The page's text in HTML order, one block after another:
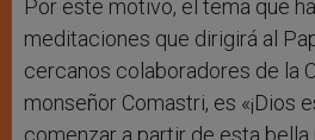
Por este motivo, el tema que
meditaciones que dirigirá al
cercanos colaboradores de la
monseñor Comastri, es «¡Dios
comenzar a partir de esta bella